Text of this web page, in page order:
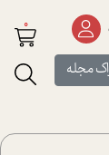
مجله
0